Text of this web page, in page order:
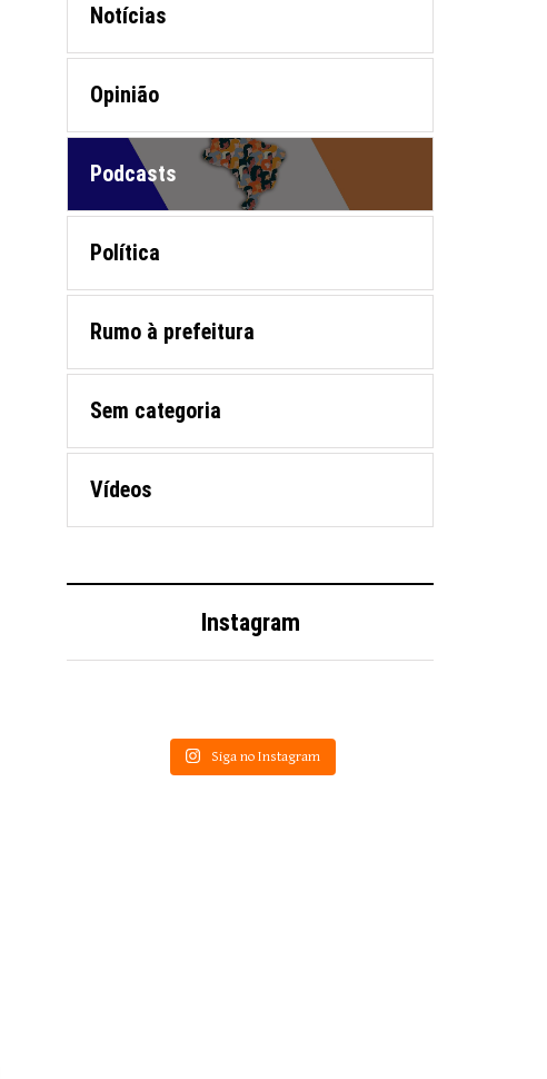
Notícias
Opinião
Podcasts
Política
Rumo à prefeitura
Sem categoria
Vídeos
Instagram
Siga no Instagram